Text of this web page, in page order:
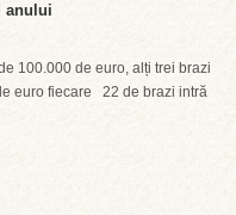
anului
100.000 de euro, alți trei brazi
euro fiecare 22 de brazi intră